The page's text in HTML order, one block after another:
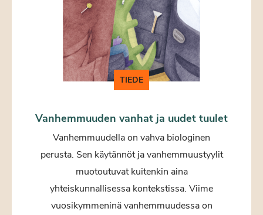
TIEDE
Vanhemmuuden vanhat ja uudet tuulet
Vanhemmuudella on vahva biologinen
perusta. Sen käytännöt ja vanhemmuustyylit
muotoutuvat kuitenkin aina
yhteiskunnallisessa kontekstissa. Viime
vuosikymmeninä vanhemmuudessa on